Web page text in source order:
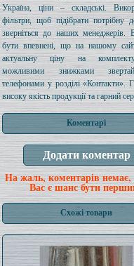
Україна, ціни – складські.
фільтри, щоб підібрати потрібну
зверніться до наших менеджерів.
бути впевнені, що на нашому
актуальну ціну на
можливими знижками
телефонами у розділі «Контакти».
високу якість продукції та гарний
Коментарі
На жаль, коментарів немає,
Вас є шанс бути
Схожі товари